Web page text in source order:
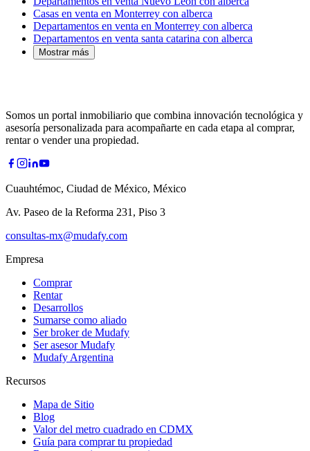
Casas en venta en Monterrey con alberca
Departamentos en venta en Monterrey con alberca
Departamentos en venta santa catarina con alberca
Mostrar más
Somos un portal inmobiliario que combina innovación tecnológica y
asesoría personalizada para acompañarte en cada etapa al comprar,
rentar o vender una propiedad.
Cuauhtémoc, Ciudad de México, México
Av. Paseo de la Reforma 231, Piso 3
consultas-mx@mudafy.com
Empresa
Comprar
Rentar
Desarrollos
Sumarse como aliado
Ser broker de Mudafy
Ser asesor Mudafy
Mudafy Argentina
Recursos
Mapa de Sitio
Blog
Valor del metro cuadrado en CDMX
Guía para comprar tu propiedad